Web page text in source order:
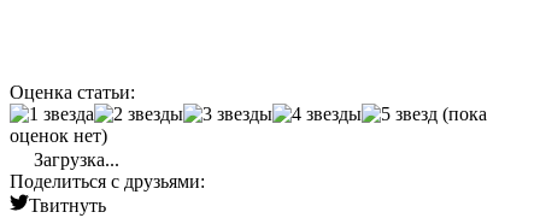
Оценка статьи:
(пока
оценок нет)
Загрузка...
Поделиться с друзьями:
Твитнуть